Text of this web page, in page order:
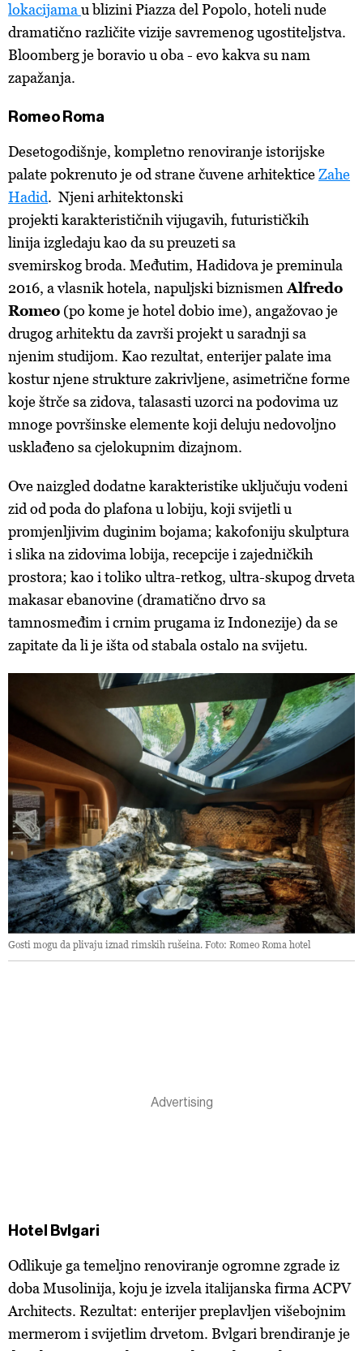
lokacijama u blizini Piazza del Popolo, hoteli nude
dramatično različite vizije savremenog ugostiteljstva.
Bloomberg je boravio u oba - evo kakva su nam
zapažanja.
Romeo Roma
Desetogodišnje, kompletno renoviranje istorijske
palate pokrenuto je od strane čuvene arhitekticeZahe
Hadid. Njeni arhitektonski
projekti karakterističnih vijugavih, futurističkih
linija izgledaju kao da su preuzeti sa
svemirskog broda. Međutim, Hadidova je preminula
2016, a vlasnik hotela, napuljski biznismen Alfredo
Romeo (po kome je hotel dobio ime), angažovao je
drugog arhitektu da završi projekt u saradnji sa
njenim studijom. Kao rezultat, enterijer palate ima
kostur njene strukture zakrivljene, asimetrične forme
koje štrče sa zidova, talasasti uzorci na podovima uz
mnoge površinske elemente koji deluju nedovoljno
usklađeno sa cjelokupnim dizajnom.
Ove naizgled dodatne karakteristike uključuju vodeni
zid od poda do plafona u lobiju, koji svijetli u
promjenljivim duginim bojama; kakofoniju skulptura
i slika na zidovima lobija, recepcije i zajedničkih
prostora; kao i toliko ultra-retkog, ultra-skupog drveta
makasar ebanovine (dramatično drvo sa
tamnosmeđim i crnim prugama iz Indonezije) da se
zapitate da li je išta od stabala ostalo na svijetu.
Gosti mogu da plivaju iznad rimskih rušeina. Foto: Romeo Roma hotel
Hotel Bvlgari
Odlikuje ga temeljno renoviranje ogromne zgrade iz
doba Musolinija, koju je izvela italijanska firma ACPV
Architects. Rezultat: enterijer preplavljen višebojnim
mermerom i svijetlim drvetom. Bvlgari brendiranje je